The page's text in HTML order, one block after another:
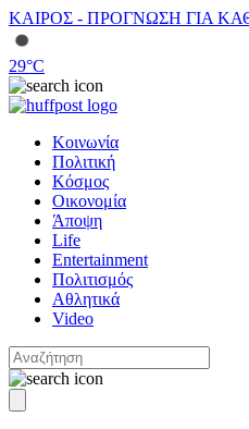
ΚΑΙΡΟΣ - ΠΡΟΓΝΩΣΗ ΓΙΑ
29°C
Κοινωνία
Πολιτική
Κόσμος
Οικονομία
Άποψη
Life
Entertainment
Πολιτισμός
Αθλητικά
Video